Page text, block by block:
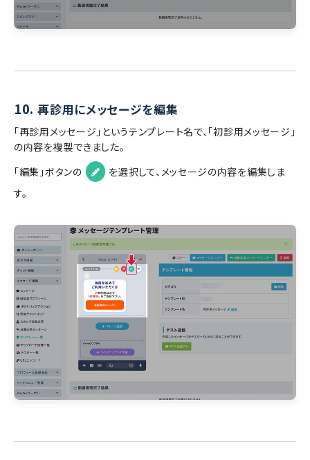
10. 再診用にメッセージを編集
「再診用メッセージ」というテンプレート名で、「初診用メッセージ」
の内容を複製できました。
「編集」ボタンの
を選択して、メッセージの内容を編集しま
す。